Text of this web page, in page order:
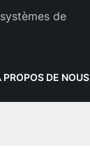
de
PROPOS DE NOUS